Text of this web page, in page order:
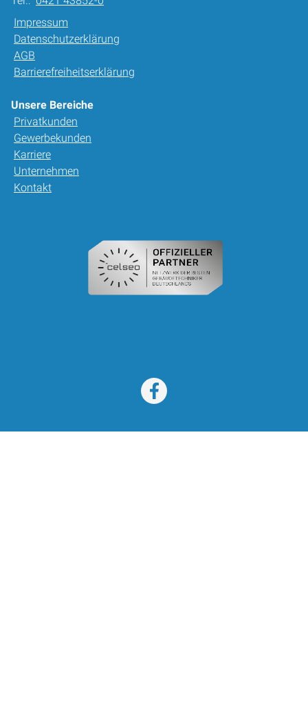
Impressum
Datenschutzerklärung
AGB
Barrierefreiheitserklärung
Unsere Bereiche
Privatkunden
Gewerbekunden
Karriere
Unternehmen
Kontakt